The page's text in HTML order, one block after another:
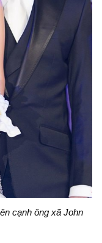
cạnh ông xã John